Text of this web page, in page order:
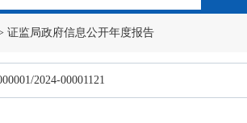
证监局政府信息公开年度报告
2024-00001121